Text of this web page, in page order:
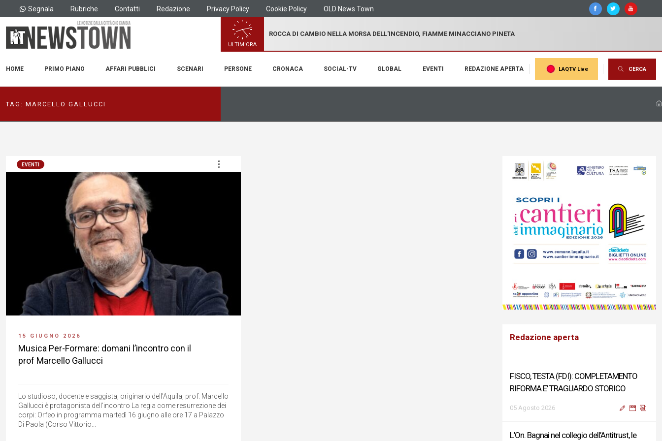
Segnala Rubriche Contatti Redazione Privacy Policy Cookie Policy OLD News Town
ULTIM'ORA
ROCCA DI CAMBIO NELLA MORSA DELL'INCENDIO, FIAMME MINACCIANO PINETA
HOME PRIMO PIANO AFFARI PUBBLICI SCENARI PERSONE CRONACA SOCIAL-TV GLOBAL EVENTI REDAZIONE APERTA LAQTV Live CERCA
TAG: MARCELLO GALLUCCI
EVENTI
15 GIUGNO 2026
Musica Per-Formare: domani l’incontro con il
prof Marcello Gallucci
Lo studioso, docente e saggista, originario dell’Aquila, prof. Marcello
Gallucci è protagonista dell’incontro La regia come resurrezione dei
corpi: Orfeo in programma martedì 16 giugno alle ore 17 a Palazzo
Di Paola (Corso Vittorio...
Redazione aperta
FISCO, TESTA (FDI): COMPLETAMENTO
RIFORMA E’ TRAGUARDO STORICO
05 Agosto 2026
L’On. Bagnai nel collegio dell’Antitrust, le